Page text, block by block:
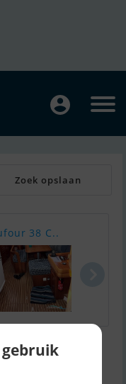
Zoek opslaan
38 C..
gebruik